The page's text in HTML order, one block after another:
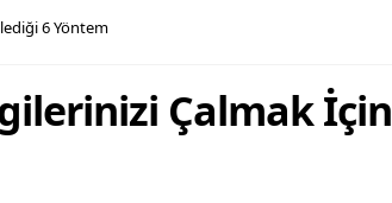
6 Yöntem
Çalmak İçin